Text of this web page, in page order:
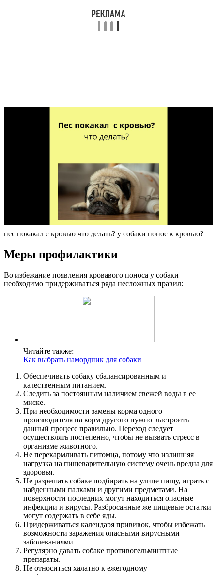
пес покакал с кровью что делать? у собаки понос к кровью?
Меры профилактики
Во избежание появления кровавого поноса у собаки
необходимо придерживаться ряда несложных правил:
Читайте также:
Как выбрать намордник для собаки
Обеспечивать собаку сбалансированным и
качественным питанием.
Следить за постоянным наличием свежей воды в ее
миске.
При необходимости замены корма одного
производителя на корм другого нужно выстроить
данный процесс правильно. Переход следует
осуществлять постепенно, чтобы не вызвать стресс в
организме животного.
Не перекармливать питомца, потому что излишняя
нагрузка на пищеварительную систему очень вредна для
здоровья.
Не разрешать собаке подбирать на улице пищу, играть с
найденными палками и другими предметами. На
поверхности последних могут находиться опасные
инфекции и вирусы. Разбросанные же пищевые остатки
могут содержать в себе яды.
Придерживаться календаря прививок, чтобы избежать
возможности заражения опасными вирусными
заболеваниями.
Регулярно давать собаке противогельминтные
препараты.
Не относиться халатно к ежегодному